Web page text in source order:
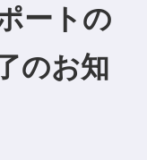
ートの
のお知